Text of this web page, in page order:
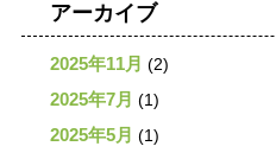
アーカイブ
2025年11月 (2)
2025年7月 (1)
2025年5月 (1)